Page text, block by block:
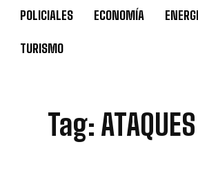
POLICIALES ECONOMÍA
TURISMO
Tag:
A